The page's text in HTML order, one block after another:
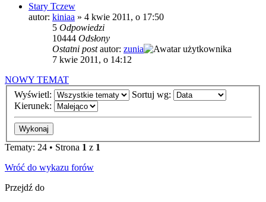
Stary Tczew
autor: kiniaa » 4 kwie 2011, o 17:50
5 Odpowiedzi
10444 Odsłony
Ostatni postautor: zunia
7 kwie 2011, o 14:12
NOWY TEMAT
Wyświetl:
Sortuj wg:
Kierunek:
Tematy: 24 • Strona 1 z 1
Wróć do wykazu forów
Przejdź do